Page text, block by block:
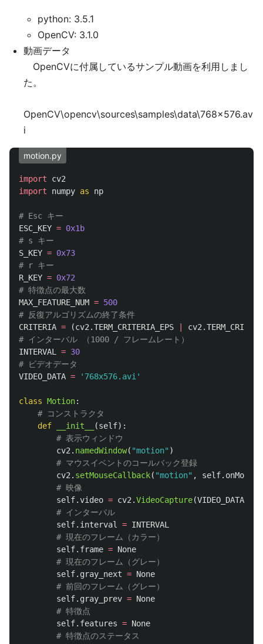
python: 3.5.1
OpenCV: 3.1.0
動画データ
OpenCVに付属しているサンプル動画を利用しまし
た。
OpenCV\opencv\sources\samples\data\768x576.av
i
motion.py
import
cv2
import
numpy as np
ESC_KEY = 0x1b
S_KEY = 0x73
R_KEY = 0x72
MAX_FEATURE_NUM = 500
CRITERIA = (cv2 .TERM_CRITERIA_EPS cv2 .
INTERVAL
= 30
VIDEO_DATA = ' 768x576.avi '
class Motion:
def
__init__ (self):
cv2 . namedWindow( "motion" )
cv2 . setMouseCallback( "motion" , self. onMouse
self.video = cv2 .VideoCapture(VIDEO_DATA
self. interval = INTERVAL
self. frame = None
self. gray_next = None
self. gray_prev = None
self. features = None